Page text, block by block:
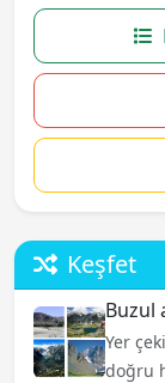
Keşfet
Buzul
Yer
doğru